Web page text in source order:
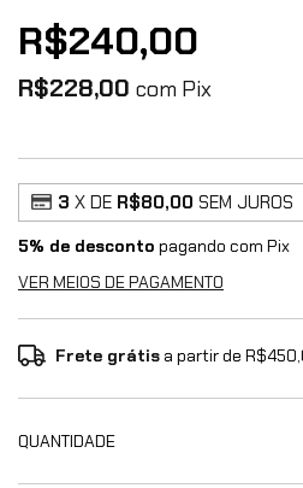
R$240,00
R$228,00 com Pix
3 X DE R$80,00 SEM JUROS
5% de desconto pagando com Pix
VER MEIOS DE PAGAMENTO
Frete grátisa partir de
QUANTIDADE